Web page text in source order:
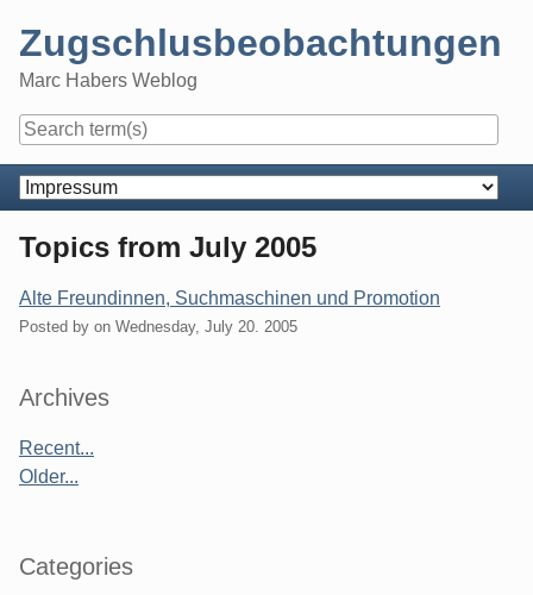
content
Zugschlusbeobachtungen
Marc Habers Weblog
Navigation
Topics from July 2005
Alte Freundinnen, Suchmaschinen und Promotion
Posted by on Wednesday, July 20. 2005
Sidebar
Archives
Recent...
Older...
Categories